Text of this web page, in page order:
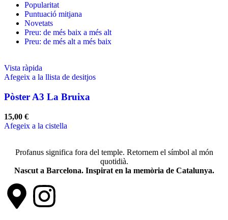
Popularitat
Puntuació mitjana
Novetats
Preu: de més baix a més alt
Preu: de més alt a més baix
Vista ràpida
Afegeix a la llista de desitjos
Pòster A3 La Bruixa
15,00 €
Afegeix a la cistella
Profanus significa fora del temple. Retornem el símbol al món
quotidià.
Nascut a Barcelona. Inspirat en la memòria de Catalunya.